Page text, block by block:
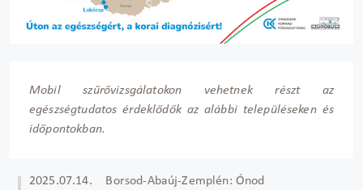
Mobil szűrővizsgálatokon vehetnek részt az
egészségtudatos érdeklődők az alábbi településeken és
időpontokban.
2025.07.14. Borsod-Abaúj-Zemplén: Ónod